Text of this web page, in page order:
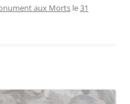
aux Morts le31